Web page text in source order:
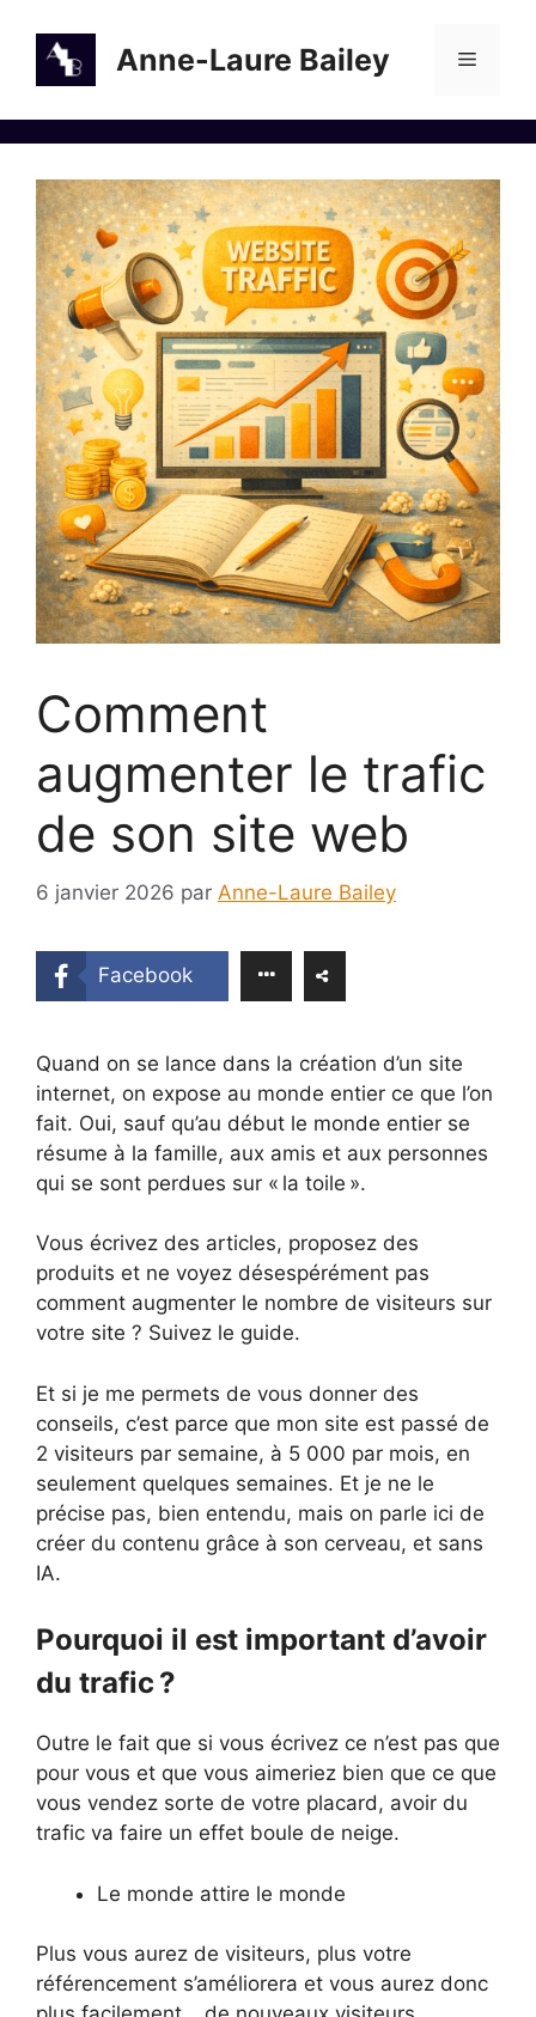
contenu
Anne-Laure Bailey Menu
Comment
augmenter le trafic
de son site web
6 janvier 2026 par Anne-Laure Bailey
Facebook
Quand on se lance dans la création d’un site
internet, on expose au monde entier ce que l’on
fait. Oui, sauf qu’au début le monde entier se
résume à la famille, aux amis et aux personnes
qui se sont perdues sur « la toile ».
Vous écrivez des articles, proposez des
produits et ne voyez désespérément pas
comment augmenter le nombre de visiteurs sur
votre site ? Suivez le guide.
Et si je me permets de vous donner des
conseils, c’est parce que mon site est passé de
2 visiteurs par semaine, à 5 000 par mois, en
seulement quelques semaines. Et je ne le
précise pas, bien entendu, mais on parle ici de
créer du contenu grâce à son cerveau, et sans
IA.
Pourquoi il est important d’avoir
du trafic ?
Outre le fait que si vous écrivez ce n’est pas que
pour vous et que vous aimeriez bien que ce que
vous vendez sorte de votre placard, avoir du
trafic va faire un effet boule de neige.
Le monde attire le monde
Plus vous aurez de visiteurs, plus votre
référencement s’améliorera et vous aurez donc